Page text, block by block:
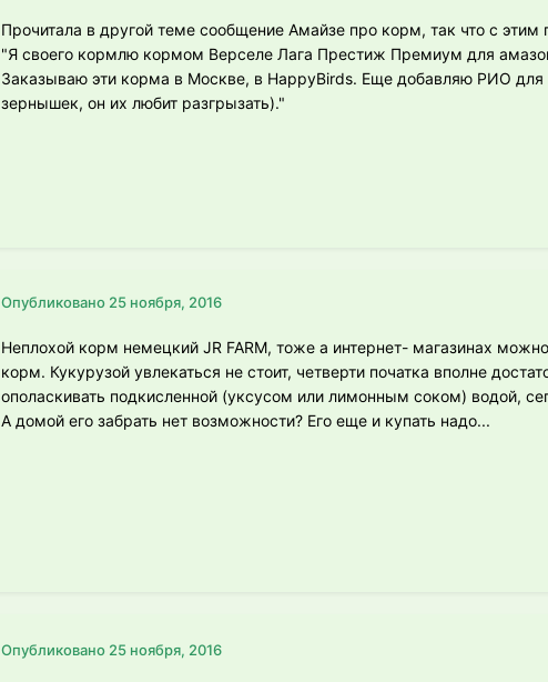
Прочитала в другой теме сообщение Амайзе про корм, так что с этим
"Я своего кормлю кормом Верселе Лага Престиж Премиум для
Заказываю эти корма в Москве, в HappyBirds. Еще добавляю РИО для
зернышек, он их любит разгрызать)."
Опубликовано 25 ноября, 2016
Неплохой корм немецкий JR FARM, тоже а интернет- магазинах
корм. Кукурузой увлекаться не стоит, четверти початка вполне
ополаскивать подкисленной (уксусом или лимонным соком) водой,
А домой его забрать нет возможности? Его еще и купать надо...
Опубликовано 25 ноября, 2016